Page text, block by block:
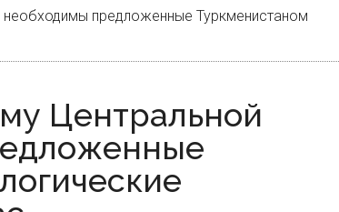
предложенные Туркменистаном
Центральной